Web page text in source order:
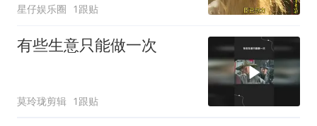
星仔娱乐圈 1跟贴
有些生意只能做一次
莫玲珑剪辑 1跟贴